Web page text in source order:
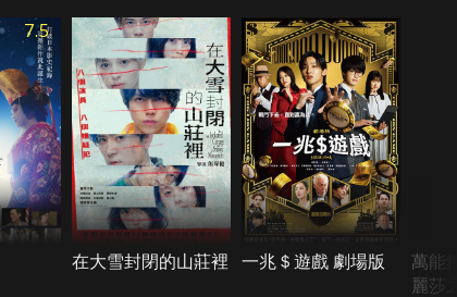
7.5
在大雪封閉的山莊裡 一兆＄遊戲 劇場版
萬能
麗莎